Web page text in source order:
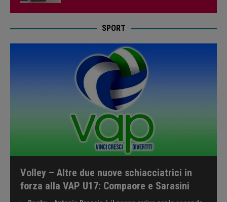
SPORT
Volley – Altre due nuove schiacciatrici in
forza alla VAP U17: Compaore e Sarasini